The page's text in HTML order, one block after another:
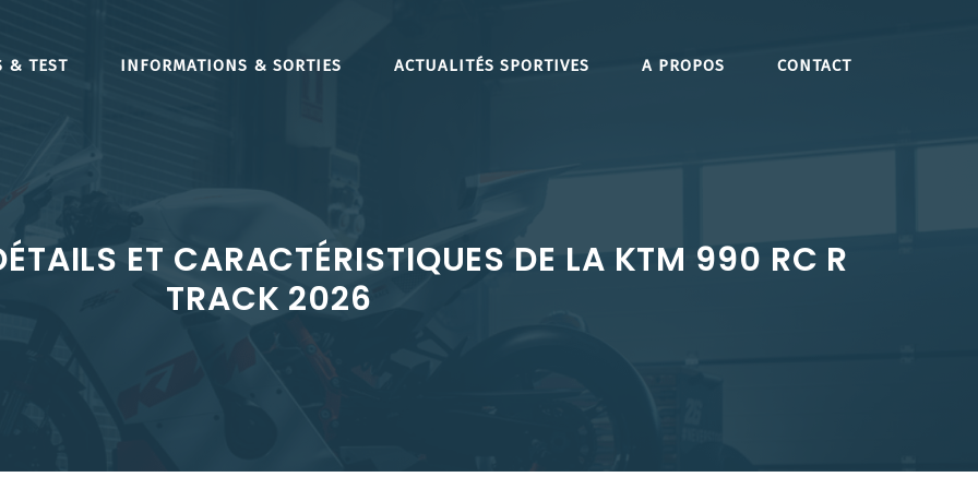
& TEST INFORMATIONS & SORTIES ACTUALITÉS SPORTIVES A PROPOS CONTACT
ET CARACTÉRISTIQUES DE LA KTM 990 RC R
TRACK 2026